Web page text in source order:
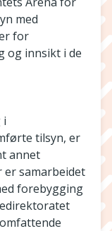
med
for
og innsikt i de
i
tilsyn, er
annet
samarbeidet
forebygging